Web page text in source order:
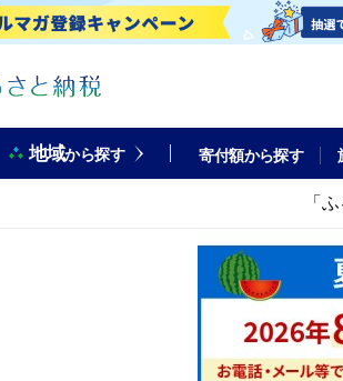
地域から探す 寄付額から探す
「